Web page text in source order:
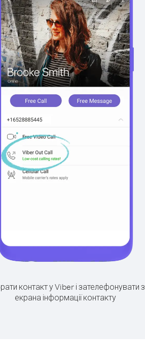
контакт у Viber і зателефонувати з
екрана інформації контакту